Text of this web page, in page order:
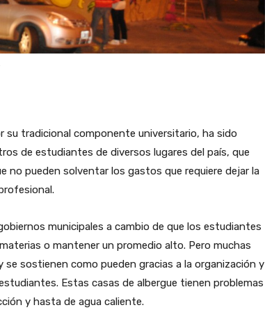
su tradicional componente universitario, ha sido
de estudiantes de diversos lugares del país, que
no pueden solventar los gastos que requiere dejar la
municipales a cambio de que los estudiantes
o mantener un promedio alto. Pero muchas
sostienen como pueden gracias a la organización y
Estas casas de albergue tienen problemas
y hasta de agua caliente.